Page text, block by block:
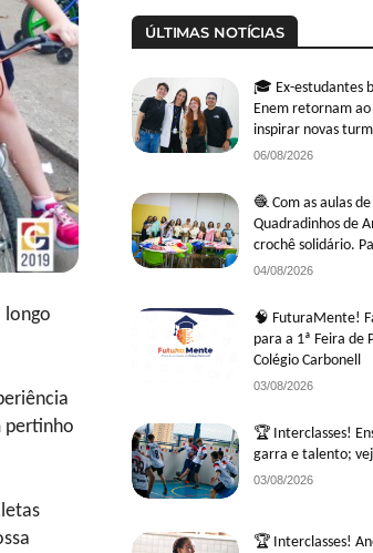
longo
pertinho
ÚLTIMAS NOTÍCIAS
🎓 Ex-estudantes
Enem retornam
inspirar novas
06/08/2026
🧶 Com as aulas
Quadradinhos de
crochê solidário.
04/08/2026
🧠 FuturaMente!
para a 1ª Feira de
Colégio Carbonell
03/08/2026
🏆 Interclasses!
garra e talento;
03/08/2026
🏆 Interclasses!